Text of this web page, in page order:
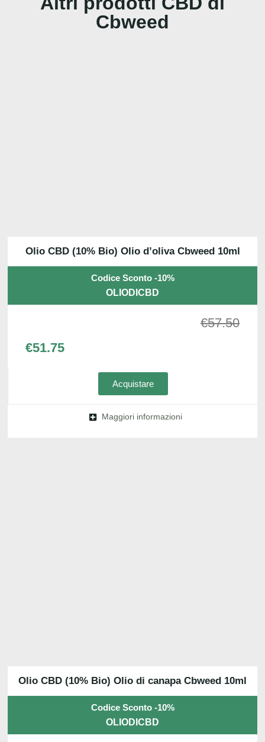
Cbweed
Olio CBD (10% Bio) Olio d’oliva Cbweed 10ml
Codice Sconto -10%
OLIODICBD
€57.50
€51.75
Acquistare
Maggiori informazioni
Olio CBD (10% Bio) Olio di canapa Cbweed 10ml
Codice Sconto -10%
OLIODICBD